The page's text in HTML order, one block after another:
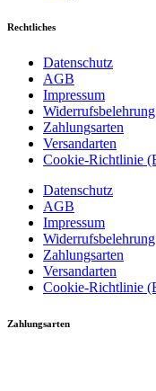
Rechtliches
Datenschutz
AGB
Impressum
Widerrufsbelehrung
Zahlungsarten
Versandarten
Cookie-Richtlinie
Datenschutz
AGB
Impressum
Widerrufsbelehrung
Zahlungsarten
Versandarten
Cookie-Richtlinie
Zahlungsarten